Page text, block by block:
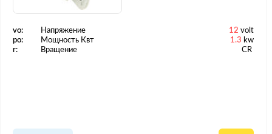
vo: Напряжение 12 volt
po:
Мощность Квт 1.3 kw
r:
Вращение CR